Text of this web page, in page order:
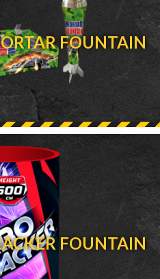
FOUNTAIN
FOUNTAIN